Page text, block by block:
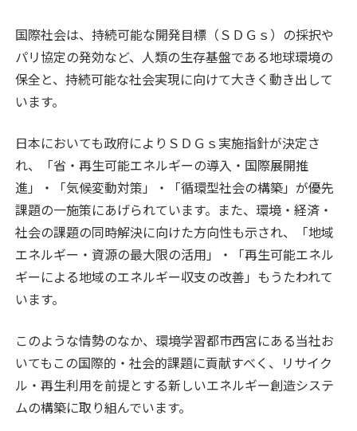
国際社会は、持続可能な開発目標（ＳＤＧｓ）の採択や
パリ協定の発効など、人類の生存基盤である地球環境の
保全と、持続可能な社会実現に向けて大きく動き出して
います。
日本においても政府によりＳＤＧｓ実施指針が決定さ
れ、「省・再生可能エネルギーの導入・国際展開推
進」・「気候変動対策」・「循環型社会の構築」が優先
課題の一施策にあげられています。また、環境・経済・
社会の課題の同時解決に向けた方向性も示され、「地域
エネルギー・資源の最大限の活用」・「再生可能エネル
ギーによる地域のエネルギー収支の改善」もうたわれて
います。
このような情勢のなか、環境学習都市西宮にある当社お
いてもこの国際的・社会的課題に貢献すべく、リサイク
ル・再生利用を前提とする新しいエネルギー創造システ
ムの構築に取り組んでいます。